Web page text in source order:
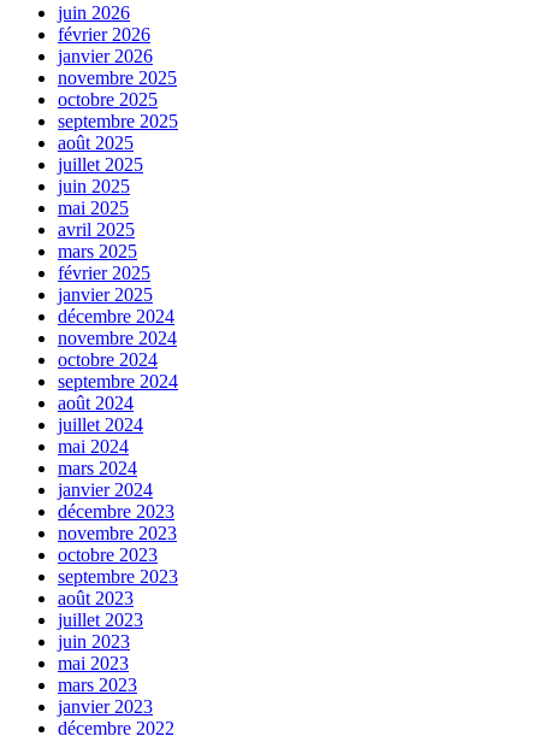
juin 2026
février 2026
janvier 2026
novembre 2025
octobre 2025
septembre 2025
août 2025
juillet 2025
juin 2025
mai 2025
avril 2025
mars 2025
février 2025
janvier 2025
décembre 2024
novembre 2024
octobre 2024
septembre 2024
août 2024
juillet 2024
mai 2024
mars 2024
janvier 2024
décembre 2023
novembre 2023
octobre 2023
septembre 2023
août 2023
juillet 2023
juin 2023
mai 2023
mars 2023
janvier 2023
décembre 2022